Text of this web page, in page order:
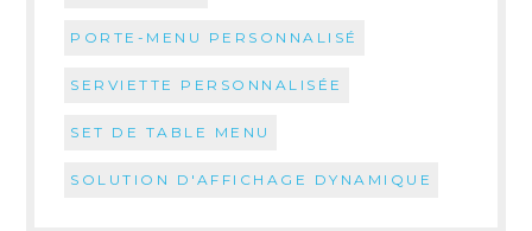
PORTE-MENU PERSONNALISÉ
SERVIETTE PERSONNALISÉE
SET DE TABLE MENU
SOLUTION D'AFFICHAGE DYNAMIQUE